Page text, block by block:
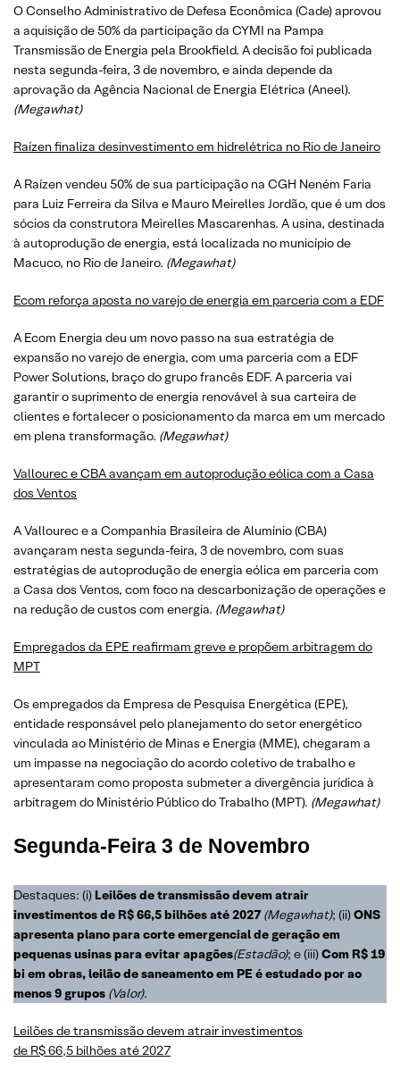
O Conselho Administrativo de Defesa Econômica (Cade) aprovou
a aquisição de 50% da participação da CYMI na Pampa
Transmissão de Energia pela Brookfield. A decisão foi publicada
nesta segunda-feira, 3 de novembro, e ainda depende da
aprovação da Agência Nacional de Energia Elétrica (Aneel).
(Megawhat)
Raízen finaliza desinvestimento em hidrelétrica no Rio de Janeiro
A Raízen vendeu 50% de sua participação na CGH Neném Faria
para Luiz Ferreira da Silva e Mauro Meirelles Jordão, que é um dos
sócios da construtora Meirelles Mascarenhas. A usina, destinada
à autoprodução de energia, está localizada no município de
Macuco, no Rio de Janeiro. (Megawhat)
Ecom reforça aposta no varejo de energia em parceria com a EDF
A Ecom Energia deu um novo passo na sua estratégia de
expansão no varejo de energia, com uma parceria com a EDF
Power Solutions, braço do grupo francês EDF. A parceria vai
garantir o suprimento de energia renovável à sua carteira de
clientes e fortalecer o posicionamento da marca em um mercado
em plena transformação. (Megawhat)
Vallourec e CBA avançam em autoprodução eólica com a Casa
dos Ventos
A Vallourec e a Companhia Brasileira de Alumínio (CBA)
avançaram nesta segunda-feira, 3 de novembro, com suas
estratégias de autoprodução de energia eólica em parceria com
a Casa dos Ventos, com foco na descarbonização de operações e
na redução de custos com energia. (Megawhat)
Empregados da EPE reafirmam greve e propõem arbitragem do
MPT
Os empregados da Empresa de Pesquisa Energética (EPE),
entidade responsável pelo planejamento do setor energético
vinculada ao Ministério de Minas e Energia (MME), chegaram a
um impasse na negociação do acordo coletivo de trabalho e
apresentaram como proposta submeter a divergência jurídica à
arbitragem do Ministério Público do Trabalho (MPT). (Megawhat)
Segunda-Feira 3 de Novembro
Destaques: (i) Leilões de transmissão devem atrair
investimentos de R$ 66,5 bilhões até 2027(Megawhat); (ii)ONS
apresenta plano para corte emergencial de geração em
pequenas usinas para evitar apagões(Estadão); e (iii)Com R$ 19
bi em obras, leilão de saneamento em PE é estudado por ao
menos 9 grupos (Valor).
Leilões de transmissão devem atrair investimentos
de R$ 66,5 bilhões até 2027